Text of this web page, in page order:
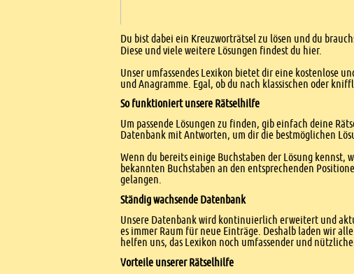
Einleitung
Du bist dabei ein Kreuzworträtsel zu lösen und du
Diese und viele weitere Lösungen findest du hier.
Unser umfassendes Lexikon bietet dir eine kostenlose
und Anagramme. Egal, ob du nach klassischen oder
So funktioniert unsere Rätselhilfe
Um passende Lösungen zu finden, gib einfach deine
Datenbank mit Antworten, um dir die bestmöglichen
Wenn du bereits einige Buchstaben der Lösung kennst,
bekannten Buchstaben an den entsprechenden
gelangen.
Ständig wachsende Datenbank
Unsere Datenbank wird kontinuierlich erweitert und
es immer Raum für neue Einträge. Deshalb laden wir
helfen uns, das Lexikon noch umfassender und
Vorteile unserer Rätselhilfe